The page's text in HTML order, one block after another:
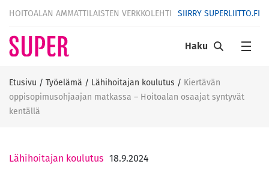
HOITOALAN AMMATTILAISTEN VERKKOLEHTI SIIRRY SUPERLIITTO.FI
Haku
Etusivu / Työelämä / Lähihoitajan koulutus / Kiertävän
oppisopimusohjaajan matkassa – Hoitoalan osaajat syntyvät
kentällä
Lähihoitajan koulutus 18.9.2024